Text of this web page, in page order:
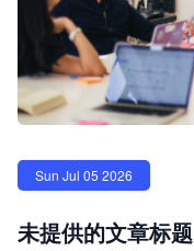
Sun Jul 05 2026
未提供的文章标题